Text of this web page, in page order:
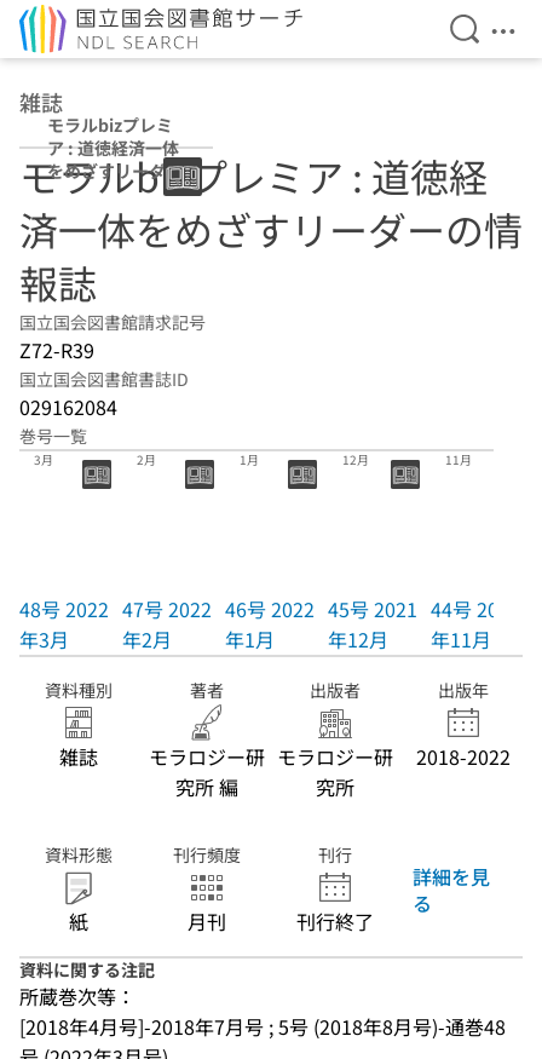
検索を
メ
雑誌
モラルbizプレミ
ア : 道徳経済一体
をめざすリーダー
の情報誌
モラルbizプレミア : 道徳経
済一体をめざすリーダーの情
報誌
国立国会図書館請求記号
Z72-R39
国立国会図書館書誌ID
029162084
巻号一覧
48号 2022年
3月
48号 2022
年3月
2月
47号 2022
年2月
1月
46号 2022
年1月
12月
45号 2021
年12月
11月
44号 2021
年11月
資料種別
雑誌
著者
モラロジー研
究所 編
出版者
モラロジー研
究所
出版年
2018-2022
資料形態
紙
刊行頻度
月刊
刊行
刊行終了
詳細を見
る
資料に関する注記
所蔵巻次等：
[2018年4月号]-2018年7月号 ; 5号 (2018年8月号)-通巻48